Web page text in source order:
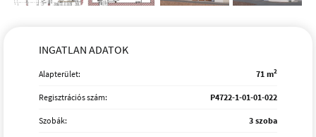
INGATLAN ADATOK
Alapterület: 71 m2
Regisztrációs szám: P4722-1-01-01-022
Szobák: 3 szoba